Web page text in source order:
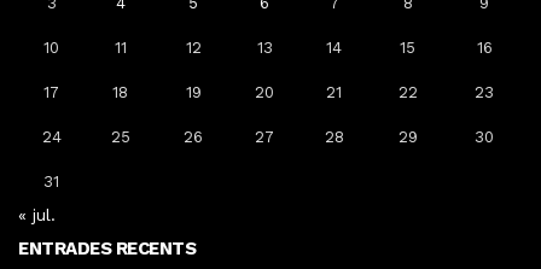
10 11 12 13 14 15 16
17 18 19 20 21 22 23
24 25 26 27 28 29 30
31
« jul.
ENTRADES RECENTS